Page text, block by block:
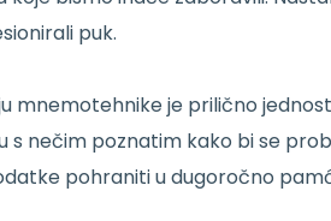
puk.
mnemotehnike je prilično
s nečim poznatim kako bi se
pohraniti u dugoročno